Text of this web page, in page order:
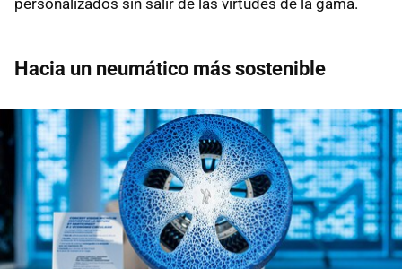
Hacia un neumático más sostenible